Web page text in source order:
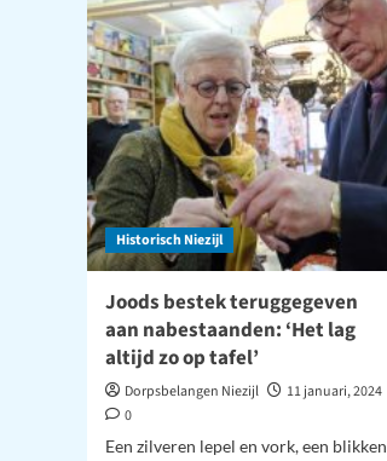
mei
herdenking
in
Niezijl
Historisch Niezijl
Joods bestek teruggegeven
aan nabestaanden: ‘Het lag
altijd zo op tafel’
Dorpsbelangen Niezijl
11 januari, 2024
0
Een zilveren lepel en vork, een blikken